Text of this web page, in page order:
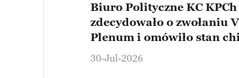
Biuro Polityczne KC KPCh
zdecydowało o zwołaniu V
Plenum i omówiło stan
gospodarki
30-Jul-2026